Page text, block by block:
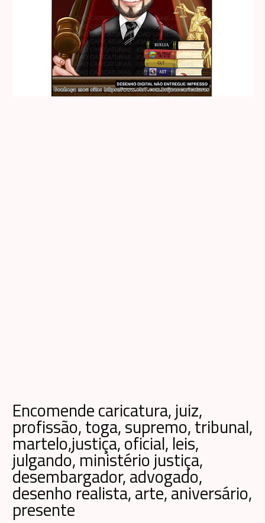
Encomende caricatura, juiz,
profissão, toga, supremo, tribunal,
martelo,justiça, oficial, leis,
julgando, ministério justiça,
desembargador, advogado,
desenho realista, arte, aniversário,
presente